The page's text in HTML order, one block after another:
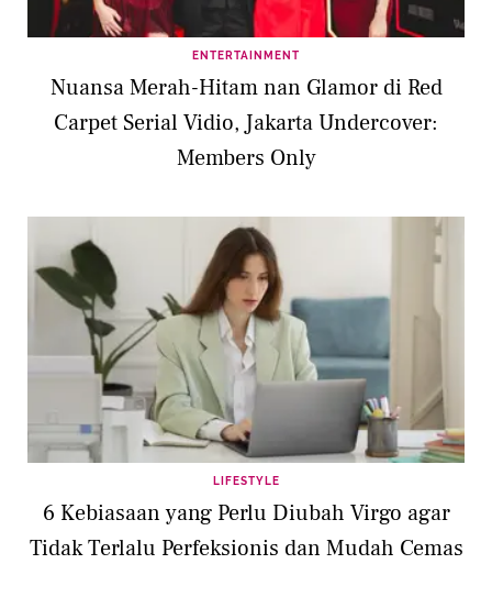
ENTERTAINMENT
Nuansa Merah-Hitam nan Glamor di Red
Carpet Serial Vidio, Jakarta Undercover:
Members Only
LIFESTYLE
6 Kebiasaan yang Perlu Diubah Virgo agar
Tidak Terlalu Perfeksionis dan Mudah Cemas